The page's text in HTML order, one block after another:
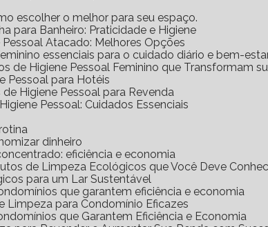
escolher o melhor para seu espaço.
para Banheiro: Praticidade e Higiene
Pessoal Atacado: Melhores Opções
essenciais para o cuidado diário e bem-
de Higiene Pessoal Feminino que Transformam
Pessoal para Hotéis
de Higiene Pessoal para Revenda
Pessoal: Cuidados Essenciais
dinheiro
eficiência e economia
de Limpeza Ecológicos que Você Deve
para um Lar Sustentável
que garantem eficiência e economia
Limpeza para Condomínio Eficazes
que Garantem Eficiência e Economia